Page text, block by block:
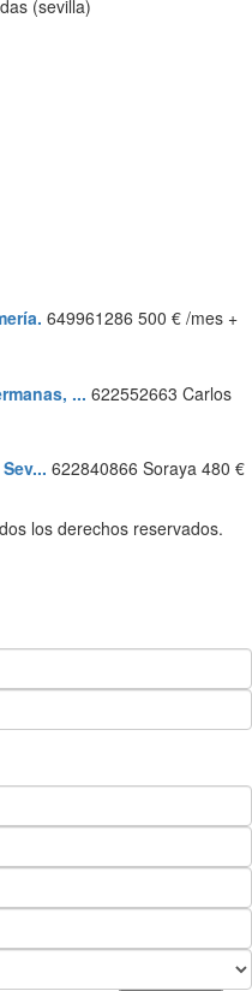
(sevilla)
649961286 500 € /mes +
... 622552663 Carlos
622840866 Soraya 480 €
los derechos reservados.